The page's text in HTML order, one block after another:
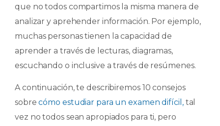
que no todos compartimos la misma manera de
analizar y aprehender información. Por ejemplo,
muchas personas tienen la capacidad de
aprender a través de lecturas, diagramas,
escuchando o inclusive a través de resúmenes.
A continuación, te describiremos 10 consejos
sobre cómo estudiar para un examen difícil,tal
vez no todos sean apropiados para ti, pero